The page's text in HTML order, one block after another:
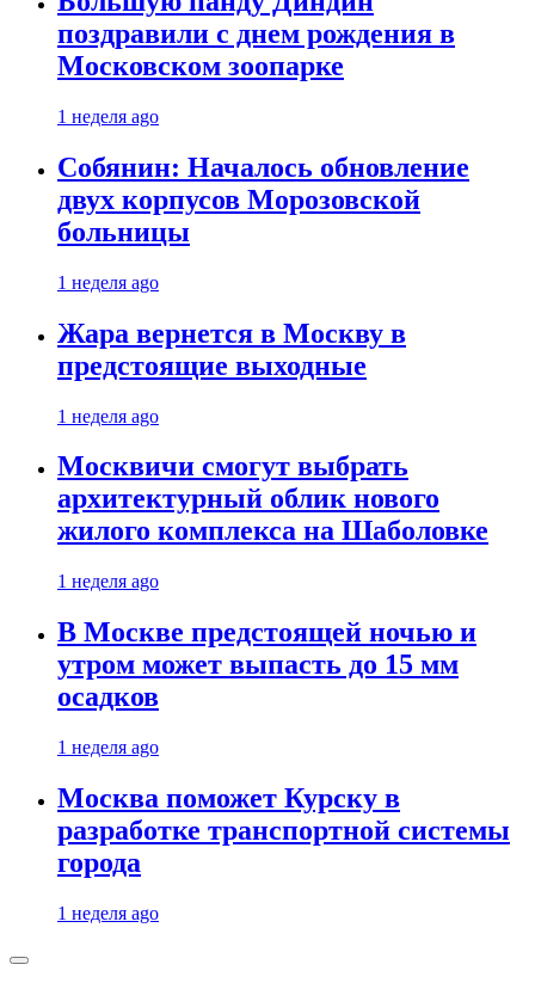
поздравили с днем рождения в
Московском зоопарке
1 неделя ago
Собянин: Началось обновление
двух корпусов Морозовской
больницы
1 неделя ago
Жара вернется в Москву в
предстоящие выходные
1 неделя ago
Москвичи смогут выбрать
архитектурный облик нового
жилого комплекса на Шаболовке
1 неделя ago
В Москве предстоящей ночью и
утром может выпасть до 15 мм
осадков
1 неделя ago
Москва поможет Курску в
разработке транспортной системы
города
1 неделя ago